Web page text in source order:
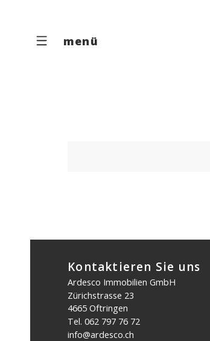
menü
Kontaktieren Sie uns
Ardesco Immobilien GmbH
Zürichstrasse 23
4665 Oftringen
Tel. 062 797 76 72
info@ardesco.ch